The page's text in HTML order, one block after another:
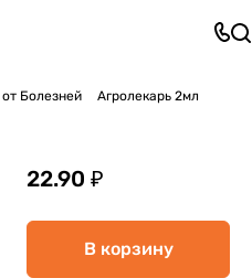
от Болезней Агролекарь 2мл
22.90 ₽
В корзину